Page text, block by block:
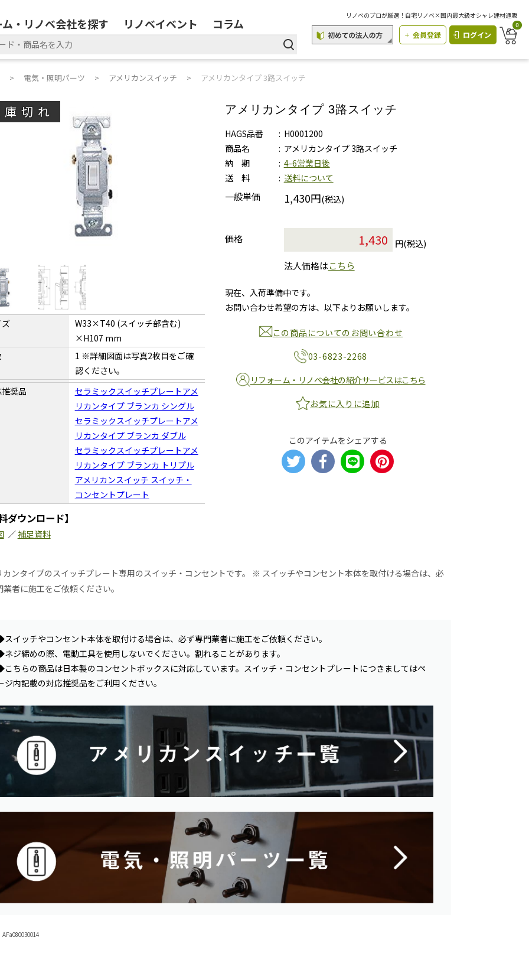
・リノベ会社を探す リノベイベント コラム
リノベのプロが厳選！自宅リノベ×国内最大級オシャレ建材通販
会員登録 ログイン
0
電気・照明パーツ アメリカンスイッチ アメリカンタイプ 3路スイッチ
庫切れ
W33×T40 (スイッチ部含む)
×H107 mm
1 ※詳細図面は写真2枚目をご確
認ください。
奨品
セラミックスイッチプレートアメ
リカンタイプ ブランカ シングル
セラミックスイッチプレートアメ
リカンタイプ ブランカ ダブル
セラミックスイッチプレートアメ
リカンタイプ ブランカ トリプル
アメリカンスイッチ スイッチ・
コンセントプレート
ダウンロード】
／ 補足資料
アメリカンタイプ 3路スイッチ
HAGS品番
H0001200
商品名
アメリカンタイプ 3路スイッチ
納 期
4-6営業日後
送 料
送料について
一般単価 1,430円(税込)
価格
円(税込)
法人価格はこちら
現在、入荷準備中です。
お問い合わせ希望の方は、以下よりお願いします。
この商品についてのお問い合わせ
03-6823-2268
リフォーム・リノベ会社の紹介サービスはこちら
お気に入りに追加
このアイテムをシェアする
カンタイプのスイッチプレート専用のスイッチ・コンセントです。 ※ スイッチやコンセント本体を取付ける場合は、必
業者に施工をご依頼ください。
イッチやコンセント本体を取付ける場合は、必ず専門業者に施工をご依頼ください。
ジ締めの際、電動工具を使用しないでください。割れることがあります。
ちらの商品は日本製のコンセントボックスに対応しています。スイッチ・コンセントプレートにつきましてはペ
ジ内記載の対応推奨品をご利用ください。